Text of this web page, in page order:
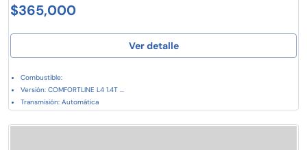
$365,000
Ver detalle
Combustible:
Versión: COMFORTLINE L4 1.4T ...
Transmisión: Automática